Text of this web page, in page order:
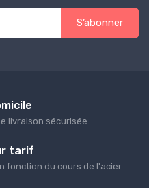
S’abonner
livraison sécurisée.
tarif
fonction du cours de l'acier